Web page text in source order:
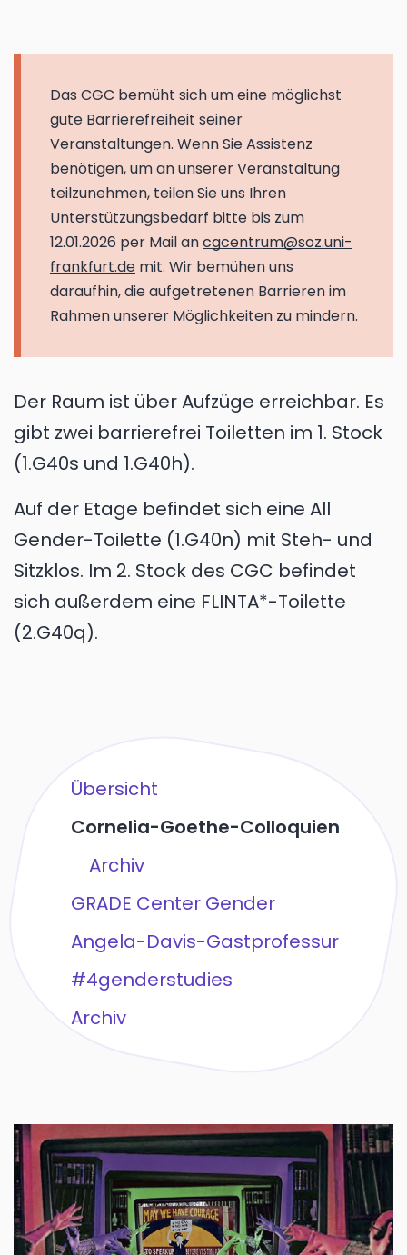
Das CGC bemüht sich um eine möglichst
gute Barrierefreiheit seiner
Veranstaltungen. Wenn Sie Assistenz
benötigen, um an unserer Veranstaltung
teilzunehmen, teilen Sie uns Ihren
Unterstützungsbedarf bitte bis zum
12.01.2026 per Mail ancgcentrum@soz.uni-
frankfurt.de mit. Wir bemühen uns
daraufhin, die aufgetretenen Barrieren im
Rahmen unserer Möglichkeiten zu mindern.
Der Raum ist über Aufzüge erreichbar. Es
gibt zwei barrierefrei Toiletten im 1. Stock
(1.G40s und 1.G40h).
Auf der Etage befindet sich eine All
Gender-Toilette (1.G40n) mit Steh- und
Sitzklos. Im 2. Stock des CGC befindet
sich außerdem eine FLINTA*-Toilette
(2.G40q).
Übersicht
Cornelia-Goethe-Colloquien
Archiv
GRADE Center Gender
Angela-Davis-Gastprofessur
#4genderstudies
Archiv